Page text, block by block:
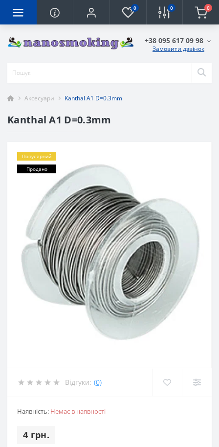
0 0 0
+38 095 617 09 98
Замовити дзвінок
Аксесуари Kanthal A1 D=0.3mm
Kanthal A1 D=0.3mm
Популярний
Продано
Відгуки: (0)
Наявність: Немає в наявності
4 грн.